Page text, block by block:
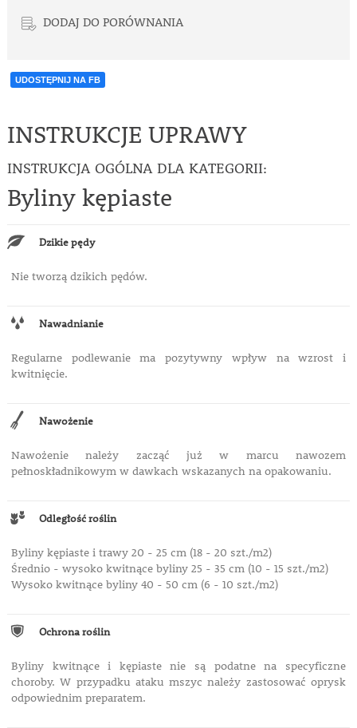
DODAJ DO PORÓWNANIA
UDOSTĘPNIJ NA FB
INSTRUKCJE UPRAWY
INSTRUKCJA OGÓLNA DLA KATEGORII:
Byliny kępiaste
Dzikie pędy
Nie tworzą dzikich pędów.
Nawadnianie
Regularne podlewanie ma pozytywny wpływ nawzrost i
kwitnięcie.
Nawożenie
Nawożenie należy zacząć już w marcu nawozem
pełnoskładnikowym w dawkach wskazanych na opakowaniu.
Odległość roślin
Byliny kępiaste i trawy 20 - 25 cm (18 - 20 szt./m2)
Średnio - wysoko kwitnące byliny 25 - 35 cm (10 - 15 szt./m2)
Wysoko kwitnące byliny 40 - 50 cm (6 - 10 szt./m2)
Ochrona roślin
Byliny kwitnące i kępiaste nie są podatne na specyficzne
choroby. W przypadku ataku mszyc należy zastosować oprysk
odpowiednim preparatem.